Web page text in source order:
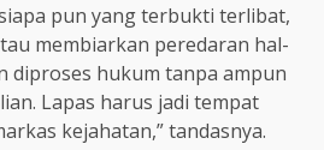
pun yang terbukti terlibat,
membiarkan peredaran hal-
diproses hukum tanpa ampun
Lapas harus jadi tempat
kejahatan,” tandasnya.